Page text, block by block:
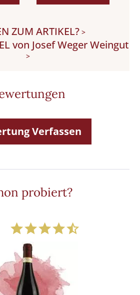
ZUM ARTIKEL? >
von Josef Weger Weingut
>
Verfassen
probiert?